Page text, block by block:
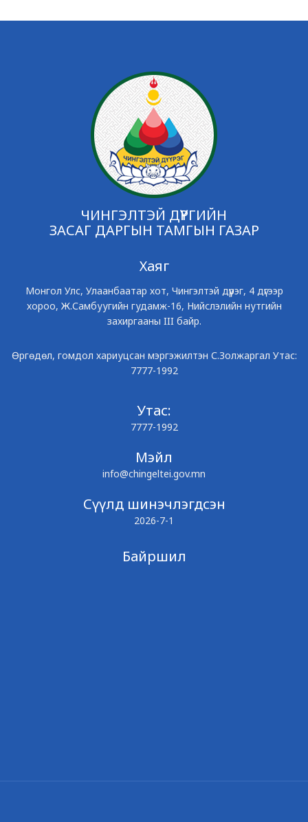
ЧИНГЭЛТЭЙ ДҮҮРГИЙН
ЗАСАГ ДАРГЫН ТАМГЫН ГАЗАР
Хаяг
Монгол Улс, Улаанбаатар хот, Чингэлтэй дүүрэг, 4 дүгээр
хороо, Ж.Самбуугийн гудамж-16, Нийслэлийн нутгийн
захиргааны III байр.
Өргөдөл, гомдол хариуцсан мэргэжилтэн С.Золжаргал Утас:
7777-1992
Утас:
7777-1992
Мэйл
info@chingeltei.gov.mn
Сүүлд шинэчлэгдсэн
2026-7-1
Байршил